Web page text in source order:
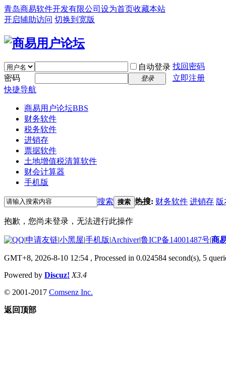
青岛商易软件开发有限公司 设为首页收藏本站
开启辅助访问 切换到宽版
自动登录 找回密码
密码
登录
立即注册
快捷导航
商易用户论坛BBS
财务软件
税务软件
进销存
票据软件
土地增值税清算软件
财会计算器
手机版
搜索 搜索 热搜: 财务软件 进销存 版
抱歉，您尚未登录，无法进行此操作
|申请友链|小黑屋|手机版|Archiver|鲁ICP备14001487号|商
GMT+8, 2026-8-10 12:54 , Processed in 0.024584 second(s), 5
Powered by Discuz! X3.4
© 2001-2017 Comsenz Inc.
返回顶部